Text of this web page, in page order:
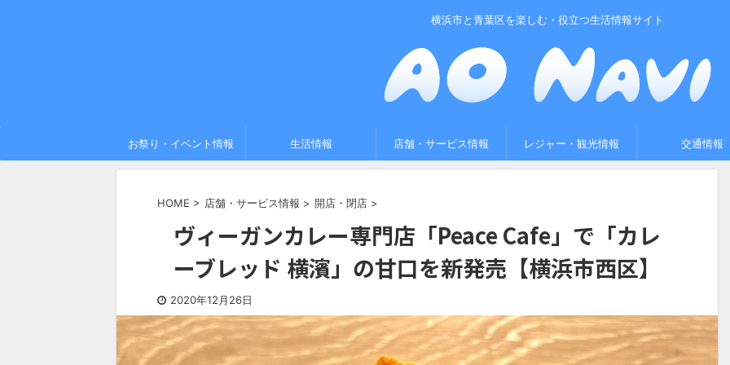
横浜市と青葉区を楽しむ・役立つ生活情報サイト
お祭り・イベント情報 生活情報 店舗・サービス情報 レジャー・観光情報 交通情報
HOME > 店舗・サービス情報 > 開店・閉店 >
ヴィーガンカレー専門店「Peace Cafe」で「カレ
ーブレッド 横濱」の甘口を新発売【横浜市西区】
2020年12月26日